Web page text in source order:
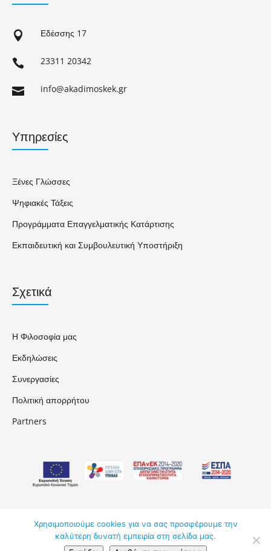
 Εδέσσης 17
 23311 20342
 info@akadimoskek.gr
Υπηρεσίες
Ξένες Γλώσσες
Ψηφιακές Τάξεις
Προγράμματα Επαγγελματικής Κατάρτισης
Εκπαιδευτική και Συμβουλευτική Υποστήριξη
Σχετικά
Η Φιλοσοφία μας
Εκδηλώσεις
Συνεργασίες
Πολιτική απορρήτου
Partners
ΑΚΑΔΗΜΟΣ ΚΔΒΜ ΕΠΕ © 2026
Χρησιμοποιούμε cookies για να σας προσφέρουμε την
καλύτερη δυνατή εμπειρία στη σελίδα μας.